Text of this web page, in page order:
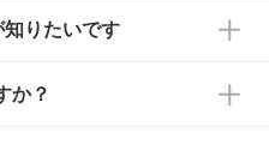
までお気軽にご相談
日で出荷いたしま
す。
し、注文確定のご連
了承ください。
りたいです
各ページにある商品
か？